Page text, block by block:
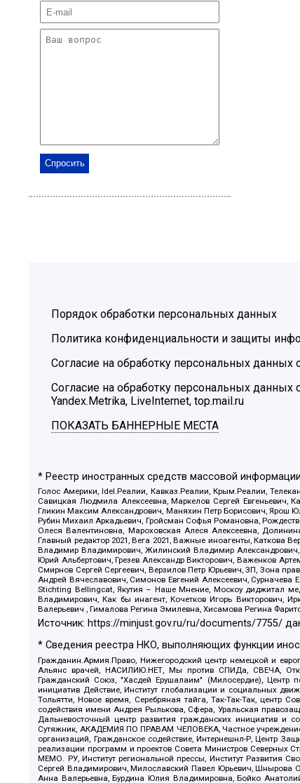
Порядок обработки персональных данных
Политика конфиденциальности и защиты
Согласие на обработку персональных данных
Согласие на обработку персональных
Yandex.Metrika, LiveInternet, top.mail.ru
ПОКАЗАТЬ БАННЕРНЫЕ МЕСТА
* Реестр иностранных средств массовой
Голос Америки, Idel.Реалии, Кавказ.Реалии, Крым.Реалии,
Савицкая Людмила Алексеевна, Маркелов Сергей Евгеньевич,
Гликин Максим Александрович, Маняхин Петр Борисович, Ярош
Рубин Михаил Аркадьевич, Гройсман Софья Романовна,
Олеся Валентиновна, Мароховская Алеся Алексеевна,
Главный редактор 2021, Вега 2021, Важные иноагенты,
Владимир Владимирович, Жилинский Владимир Александрович,
Юрий Альбертович, Грезев Александр Викторович, Важенков
Смирнов Сергей Сергеевич, Верзилов Петр Юрьевич, ЗП, Зона
Андрей Вячеславович, Симонов Евгений Алексеевич,
Stichting Bellingcat, Якутия – Наше Мнение, Москоу диджитал
Владимирович, Как бы инагент, Кочетков Игорь Викторович,
Валерьевич , Гималова Регина Эмилевна, Хисамова Регина
Источник: https://minjust.gov.ru/ru/documents/7755/
* Сведения реестра НКО, выполняющих функции
Гражданин.Армия.Право, Нижегородский центр немецкой и
Альянс врачей, НАСИЛИЮ.НЕТ, Мы против СПИДа, СВЕЧА,
Гражданский Союз, "Хасдей Ерушалаим" (Милосердие), Центр
инициатив Действие, Институт глобализации и социальных
Тольятти, Новое время, Серебряная тайга, Так-Так-Так, центр
содействия имени Андрея Рылькова, Сфера, Уральская
Дальневосточный центр развития гражданских инициатив и
Сутяжник, АКАДЕМИЯ ПО ПРАВАМ ЧЕЛОВЕКА, Частное учреждение
организаций, Гражданское содействие, Интернешнл-Р, Центр
реализации программ и проектов Совета Министров Северных
МЕМО. РУ, Институт региональной прессы, Институт Развития
Сергей Владимирович, Милославский Павел Юрьевич, Шнырова
Анна Валерьевна, Бурдина Юлия Владимировна, Бойко